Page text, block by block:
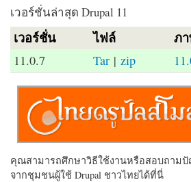
เวอร์ชั่นล่าสุด Drupal 11
เวอร์ชั่น ไฟล์ ภ
11.0.7 Tar | zip
คุณสามารถศึกษาวิธีใช้งานหรือสอบถามปั
จากชุมชนผู้ใช้ Drupal ชาวไทยได้ที่นี่